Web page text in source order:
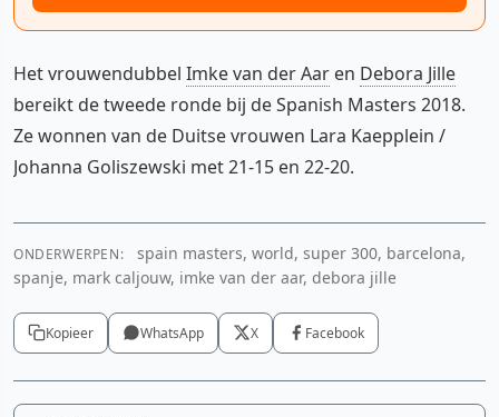
Het vrouwendubbel Imke van der Aar en Debora Jille
bereikt de tweede ronde bij de Spanish Masters 2018.
Ze wonnen van de Duitse vrouwen Lara Kaepplein /
Johanna Goliszewski met 21-15 en 22-20.
ONDERWERPEN:
spain masters, world, super 300, barcelona,
spanje, mark caljouw, imke van der aar, debora jille
Kopieer WhatsApp X Facebook